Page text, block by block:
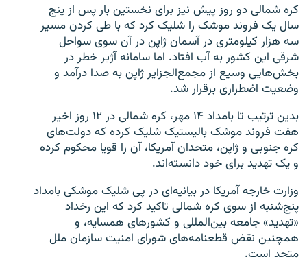
کره شمالی دو روز پیش نیز برای نخستین بار پس از پنج
سال یک فروند موشک را شلیک کرد که با طی کردن مسیر
سه هزار کیلومتری در آسمان ژاپن در آن سوی سواحل
شرقی این کشور به آب افتاد. اما سامانه آژیر خطر در
بخش‌هایی وسیع از مجمع‌الجزایر ژاپن به صدا درآمد و
وضعیت اضطراری برقرار شد.
بدین ترتیب تا بامداد ۱۴ مهر، کره شمالی در ۱۲ روز اخیر
هفت فروند موشک بالیستیک شلیک کرده که دولت‌های
کره جنوبی و ژاپن، متحدان آمریکا، آن را قویا محکوم کرده
و یک تهدید برای خود دانسته‌اند.
وزارت خارجه آمریکا در بیانیه‌ای در پی شلیک موشکی بامداد
پنج‌شنبه از سوی کره شمالی تاکید کرد که این رخداد
«تهدید» جامعه بین‌المللی و کشورهای همسایه، و
همچنین نقض قطعنامه‌های شورای امنیت سازمان ملل
متحد است.